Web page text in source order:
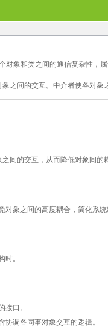
对象和类之间的通信复杂性，
之间的交互。中介者使各对
间的交互，从而降低对象间的
对象之间的高度耦合，简化系
时。
接口。
协调各同事对象交互的逻辑。